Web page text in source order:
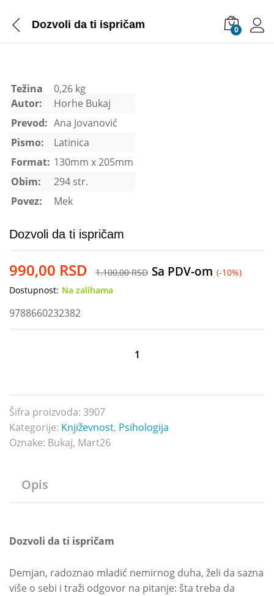
Dozvoli da ti ispričam 0
Težina
0,26 kg
Autor:
Horhe Bukaj
Prevod: Ana Jovanović
Pismo:
Latinica
Format: 130mm x 205mm
Obim:
294 str.
Povez:
Mek
Dozvoli da ti ispričam
990,00 RSD 1.100,00RSD Sa PDV-om (-10%)
Dostupnost: Na zalihama
9788660232382
ispričam
količina
Šifra proizvoda: 3907
Kategorije: Književnost, Psihologija
Oznake: Bukaj, Mart26
Opis
Dozvoli da ti ispričam
Demjan, radoznao mladić nemirnog duha, želi da sazna
više o sebi i traži odgovor na pitanje: šta treba da